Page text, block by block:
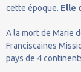
cette époque. Elle
A la mort de Marie
Franciscaines
pays de 4